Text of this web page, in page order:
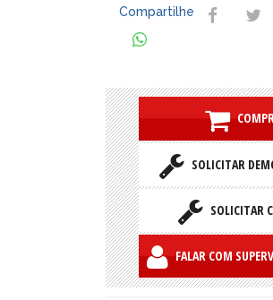
Compartilhe
SOLICITAR
SOLICITAR
FALAR COM